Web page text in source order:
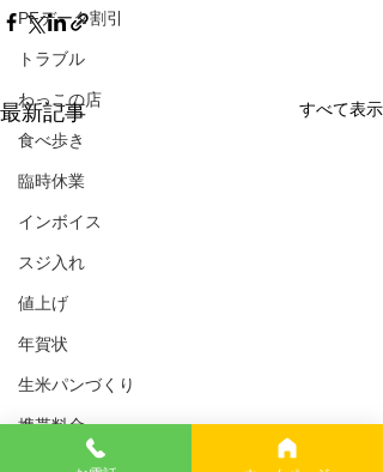
PFデータ割引
トラブル
わっこの店
食べ歩き
臨時休業
インボイス
スジ入れ
値上げ
年賀状
生米パンづくり
携帯料金
最新記事 すべて表示